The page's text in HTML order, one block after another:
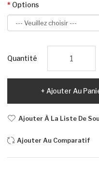
Options
Quantité
Ajouter Au
Ajouter À La Liste De
Ajouter Au Comparatif